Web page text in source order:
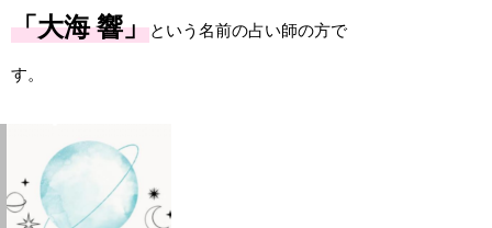
「大海 響」という名前の占い師の方で
す。